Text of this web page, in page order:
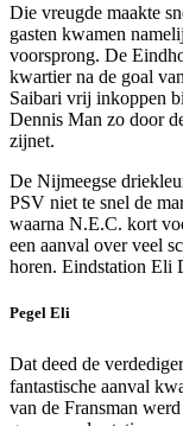
Die vreugde maakte
gasten kwamen
voorsprong. De
kwartier na de goal
Saibari vrij inkoppen
Dennis Man zo door
zijnet.
De Nijmeegse
PSV niet te snel de
waarna N.E.C. kort
een aanval over veel
horen. Eindstation Eli
Pegel Eli
Dat deed de
fantastische aanval
van de Fransman